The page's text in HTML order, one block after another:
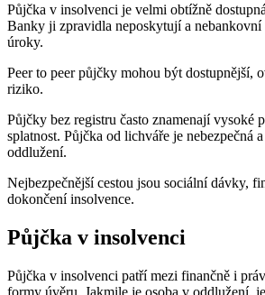
Půjčka v insolvenci je velmi obtížně
Banky ji zpravidla neposkytují a
úroky.
Peer to peer půjčky mohou být dostupnější,
riziko.
Půjčky bez registru často znamenají vysoké
splatnost. Půjčka od lichváře je nebezpečná
oddlužení.
Nejbezpečnější cestou jsou sociální dávky,
dokončení insolvence.
Půjčka v insolvenci
Půjčka v insolvenci patří mezi finančně i
formy úvěru. Jakmile je osoba v oddlužení,